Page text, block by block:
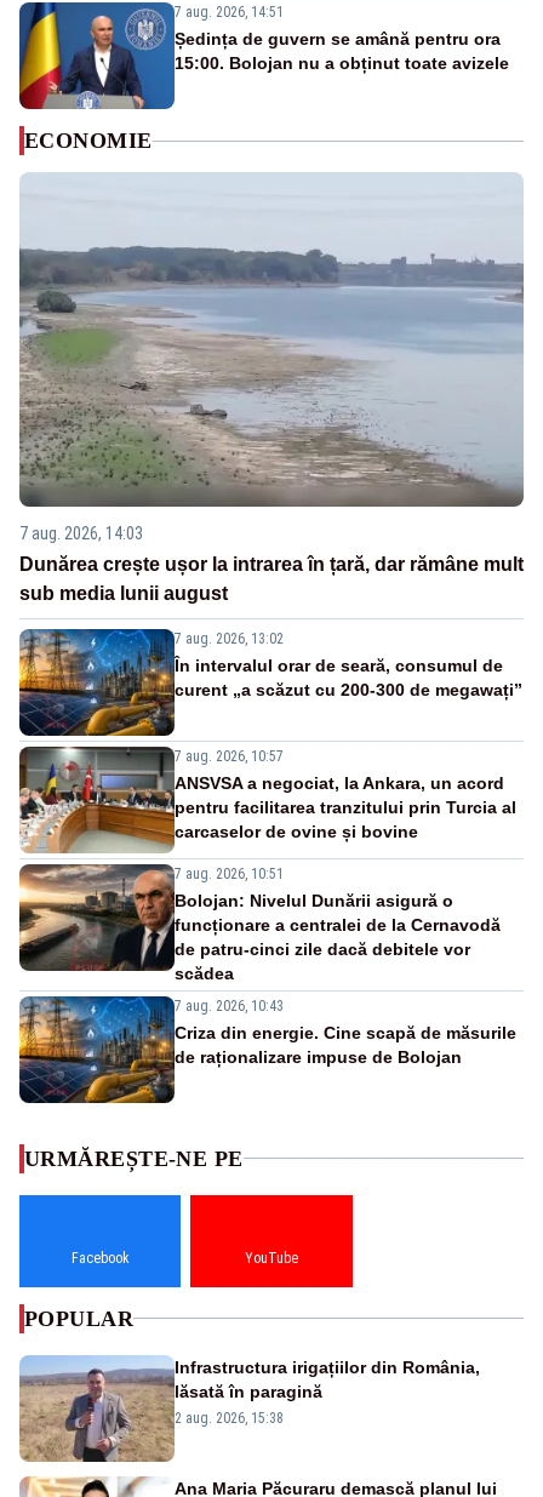
7 aug. 2026, 14:51
Ședința de guvern se amână pentru ora
15:00. Bolojan nu a obținut toate avizele
ECONOMIE
7 aug. 2026, 14:03
Dunărea crește ușor la intrarea în țară, dar rămâne mult
sub media lunii august
7 aug. 2026, 13:02
În intervalul orar de seară, consumul de
curent „a scăzut cu 200-300 de megawați”
7 aug. 2026, 10:57
ANSVSA a negociat, la Ankara, un acord
pentru facilitarea tranzitului prin Turcia al
carcaselor de ovine și bovine
7 aug. 2026, 10:51
Bolojan: Nivelul Dunării asigură o
funcționare a centralei de la Cernavodă
de patru-cinci zile dacă debitele vor
scădea
7 aug. 2026, 10:43
Criza din energie. Cine scapă de măsurile
de raționalizare impuse de Bolojan
URMĂREȘTE-NE PE
Facebook YouTube
POPULAR
Infrastructura irigațiilor din România,
lăsată în paragină
2 aug. 2026, 15:38
Ana Maria Păcuraru demască planul lui